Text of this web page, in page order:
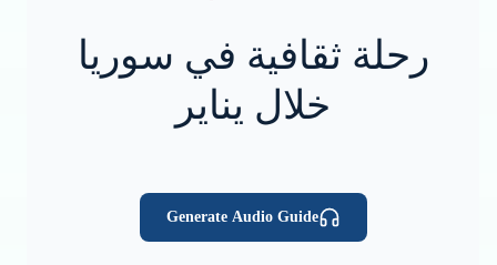
رحلة ثقافية في سوريا
خلال يناير
Generate Audio Guide